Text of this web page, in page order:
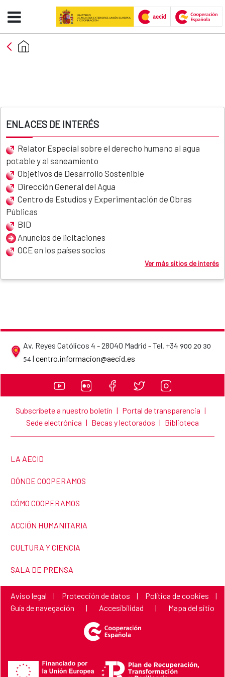
Saut au contenu principal
Otros anuncios - AECID -FCAS
ENLACES DE INTERÉS
Relator Especial sobre el derecho humano al agua
potable y al saneamiento
Objetivos de Desarrollo Sostenible
Dirección General del Agua
Centro de Estudios y Experimentación de Obras
Públicas
BID
Anuncios de licitaciones
OCE en los países socios
Ver más sitios de interés
Av. Reyes Católicos 4 - 28040 Madrid - Tel. +34 900 20 30
54 | centro.informacion@aecid.esDatos de contacto de la AECID
Subscríbete a nuestro boletín | Portal de transparencia |
Sede electrónica | Becas y lectorados | Biblioteca
ENLACE A LA PÁGINA:
LA AECID
ENLACE A LA PÁGINA:
DÓNDE COOPERAMOS
ENLACE A LA PÁGINA:
CÓMO COOPERAMOS
ENLACE A LA PÁGINA:
ACCIÓN HUMANITARIA
ENLACE A LA PÁGINA:
CULTURA Y CIENCIA
ENLACE A LA PÁGINA:
SALA DE PRENSA
Enlace a la página:
Aviso legal | Enlace a la página:
Protección de datos | Enlace a la página:
Política de cookies
|
Enlace a la página:
Guía de navegación | Enlace a la página:
Accesibilidad | Enlace a la
Mapa del sitio
Financiado por la Unión Europea NextGenerationEU
Plan de Recuperación, Transformación y Resiliencia